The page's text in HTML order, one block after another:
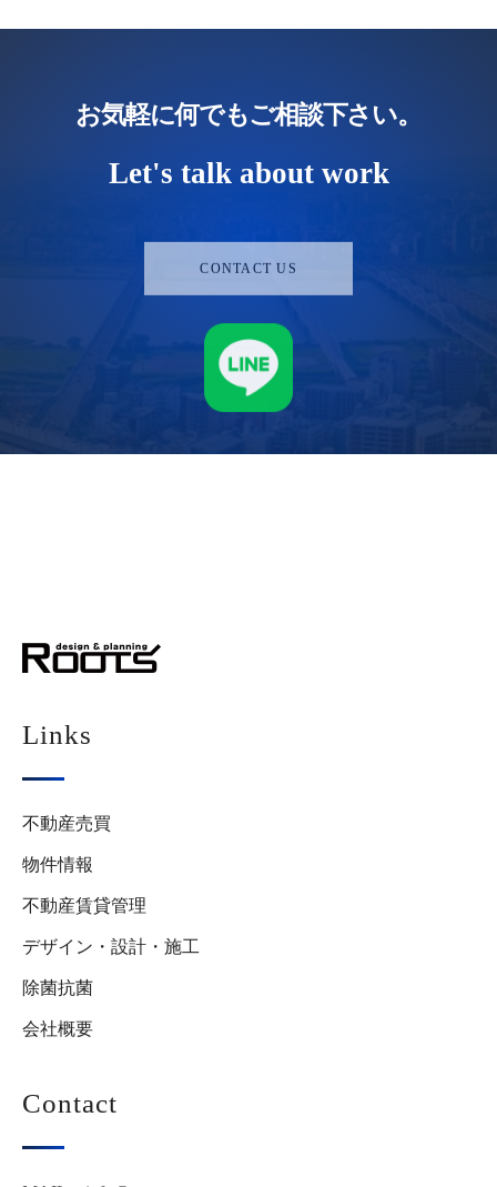
お気軽に何でもご相談下さい。
Let's talk about work
Links
不動産売買
物件情報
不動産賃貸管理
デザイン・設計・施工
除菌抗菌
会社概要
Contact